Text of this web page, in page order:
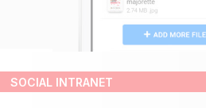
SOCIAL INTRANET